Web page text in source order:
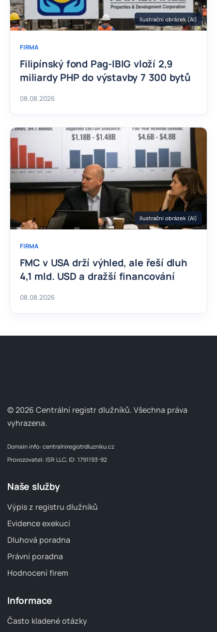
Ilustrační obrázek (AI)
FIRMA
Filipínský fond Pag-IBIG vloží 2,9
miliardy PHP do výstavby 7 300 bytů
08.08.2026
Ilustrační obrázek (AI)
FIRMA
FMC v USA drží výhled, ale řeší dluh
4,1 mld. USD a dražší financování
08.08.2026
© 2026 Centrální registr dlužníků. Všechna práva
vyhrazena.
Domain info: centralniregistrdluzniku.cz
Provozovatel: ISR LLC, ID: 1791193-92
Naše služby
Výpis z registru dlužníků
Evidence exekucí
Dluhová poradna
Právní poradna
Hodnocení firem
Informace
Často kladené otázky